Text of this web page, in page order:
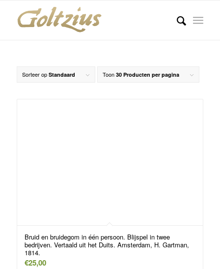
Sorteer op Standaard Toon 30 Producten per pagina
Bruid en bruidegom in één persoon. Blijspel in twee
bedrijven. Vertaald uit het Duits. Amsterdam, H. Gartman,
1814.
€25,00